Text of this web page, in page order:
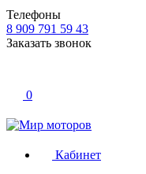
Телефоны
8 909 791 59 43
Заказать звонок
0
Кабинет